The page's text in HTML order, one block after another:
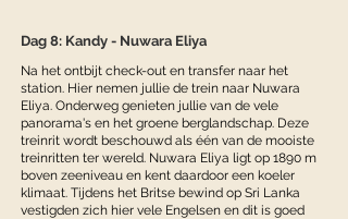
Dag 8: Kandy - Nuwara Eliya
Na het ontbijt check-out en transfer naar het
station. Hier nemen jullie de trein naar Nuwara
Eliya. Onderweg genieten jullie van de vele
panorama's en het groene berglandschap. Deze
treinrit wordt beschouwd als één van de mooiste
treinritten ter wereld. Nuwara Eliya ligt op 1890 m
boven zeeniveau en kent daardoor een koeler
klimaat. Tijdens het Britse bewind op Sri Lanka
vestigden zich hier vele Engelsen en dit is goed